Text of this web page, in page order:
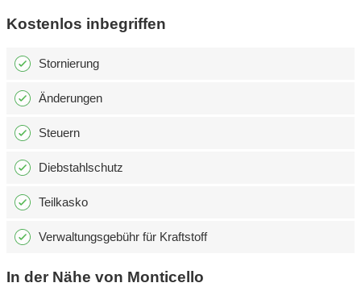
Kostenlos inbegriffen
Stornierung
Änderungen
Steuern
Diebstahlschutz
Teilkasko
Verwaltungsgebühr für Kraftstoff
In der Nähe von Monticello